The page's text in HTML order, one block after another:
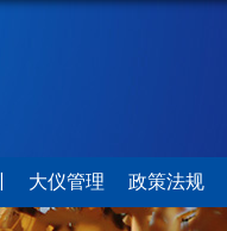
大仪管理 政策法规